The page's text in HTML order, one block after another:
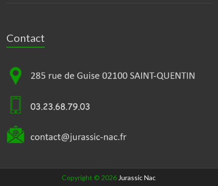
Contact
Copyright © 2026 Jurassic Nac